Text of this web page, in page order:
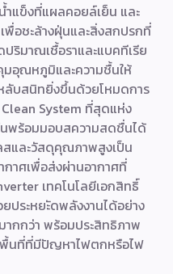
ำแข็งที่แผลคอยล์เย็น และ
เพื่อชะล้างฝุ่นและสิ่งสกปรกที่
ริมาณเชื้อราและแบคทีเรีย
มอุณหภูมิและความชื้นให้
บสนิทยิ่งขึ้นด้วยโหมดการ
System ที่สุดแห่ง
นพร้อมมอบสความสดชื่นได้
สและวัสดุคุณภาพสูงเป็น
กาศเพื่อส่งผ่านอากาศที่
เทคโนโลยีเอกสิทธิ์
ประหยะัดพลังงานได้อย่าง
กกว่า พร้อมประสิทธิภาพ
พื้นที่ที่มีปัญหาไฟตกหรือไฟ